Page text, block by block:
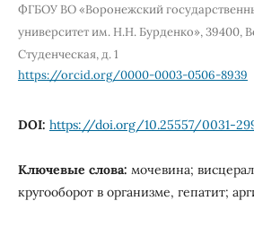
ФГБОУ ВО «Воронежский
университет им. Н.Н. Бурденко», 39400,
Студенческая, д. 1
https://orcid.org/0000-0003-0506-8939
DOI: https://doi.org/10.25557/0031-
Ключевые слова: мочевина;
кругооборот в организме, гепатит;